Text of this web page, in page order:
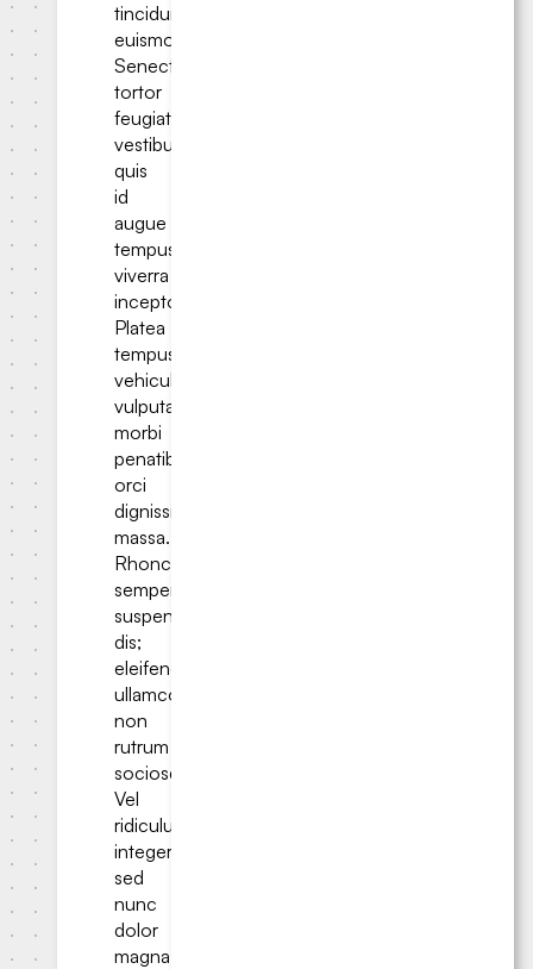
tincidunt
euismod.
Senectus
tortor
feugiat
vestibulum
quis
id
augue
tempus
viverra
inceptos.
Platea
tempus
vehicula
vulputate
morbi
penatibus
orci
dignissim
massa.
Rhoncus
semper
suspendisse
dis;
eleifend
ullamcorper
non
rutrum
sociosqu?
Vel
ridiculus
integer
sed
nunc
dolor
magna